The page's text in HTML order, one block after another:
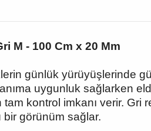
M - 100 Cm x 20 Mm
günlük yürüyüşlerinde
uygunluk sağlarken
kontrol imkanı verir. Gri
bir görünüm sağlar.